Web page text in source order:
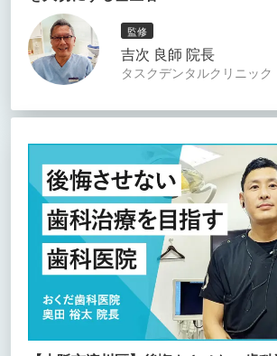
監修
吉次 良師 院長
タスクデンタルクリニック